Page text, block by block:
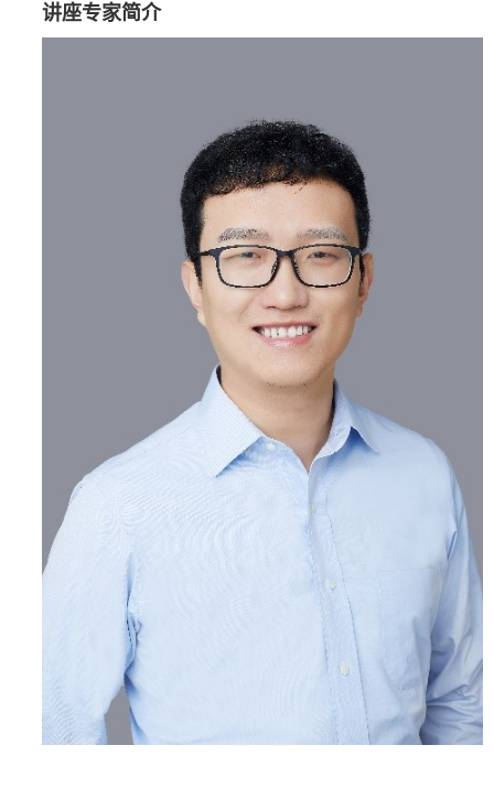
讲座专家简介